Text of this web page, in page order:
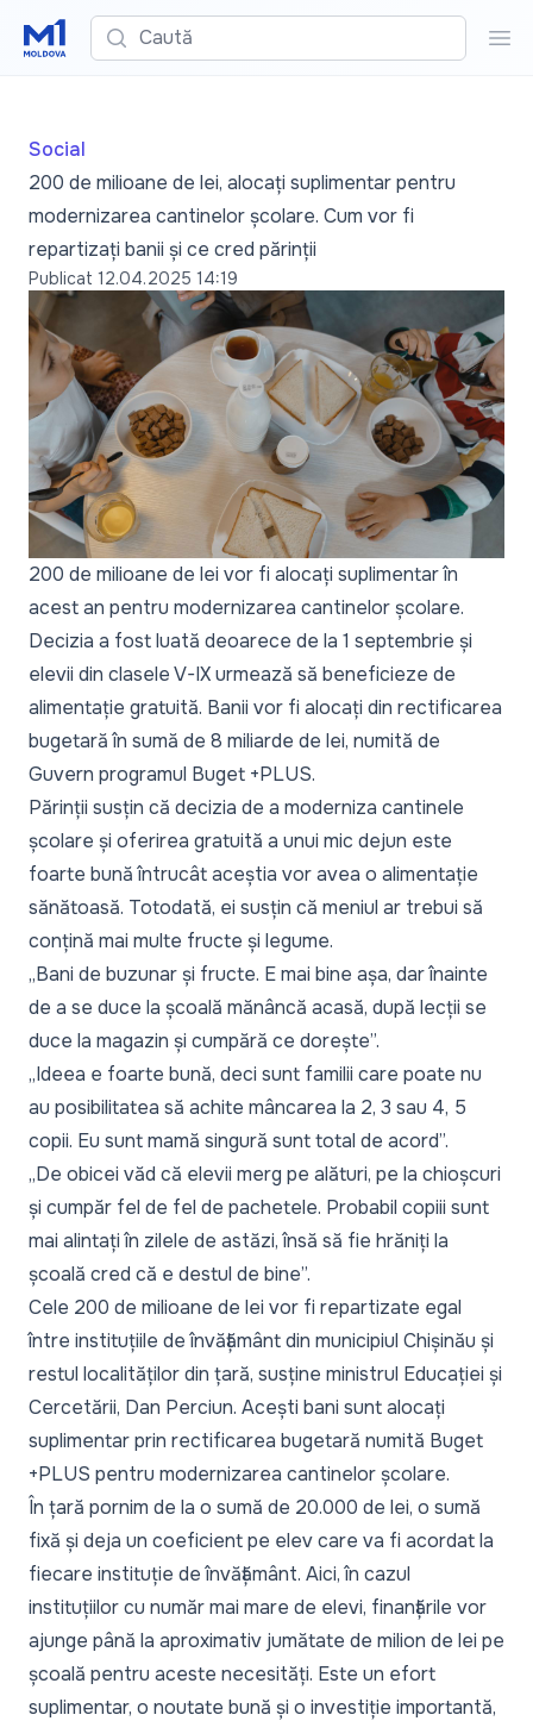
Caută
Social
200 de milioane de lei, alocați suplimentar pentru
modernizarea cantinelor școlare. Cum vor fi
repartizați banii și ce cred părinții
Publicat 12.04.2025 14:19
200 de milioane de lei vor fi alocați suplimentar în
acest an pentru modernizarea cantinelor școlare.
Decizia a fost luată deoarece de la 1 septembrie și
elevii din clasele V-IX urmează să beneficieze de
alimentație gratuită. Banii vor fi alocați din rectificarea
bugetară în sumă de 8 miliarde de lei, numită de
Guvern programul Buget +PLUS.
Părinții susțin că decizia de a moderniza cantinele
școlare și oferirea gratuită a unui mic dejun este
foarte bună întrucât aceștia vor avea o alimentație
sănătoasă. Totodată, ei susțin că meniul ar trebui să
conțină mai multe fructe și legume.
„Bani de buzunar și fructe. E mai bine așa, dar înainte
de a se duce la școală mănâncă acasă, după lecții se
duce la magazin și cumpără ce dorește”.
„Ideea e foarte bună, deci sunt familii care poate nu
au posibilitatea să achite mâncarea la 2, 3 sau 4, 5
copii. Eu sunt mamă singură sunt total de acord”.
„De obicei văd că elevii merg pe alături, pe la chioșcuri
și cumpăr fel de fel de pachetele. Probabil copiii sunt
mai alintați în zilele de astăzi, însă să fie hrăniți la
școală cred că e destul de bine”.
Cele 200 de milioane de lei vor fi repartizate egal
între instituțiile de învățământ din municipiul Chișinău și
restul localităților din țară, susține ministrul Educației și
Cercetării, Dan Perciun. Acești bani sunt alocați
suplimentar prin rectificarea bugetară numită Buget
+PLUS pentru modernizarea cantinelor școlare.
În țară pornim de la o sumă de 20.000 de lei, o sumă
fixă și deja un coeficient pe elev care va fi acordat la
fiecare instituție de învățământ. Aici, în cazul
instituțiilor cu număr mai mare de elevi, finanțările vor
ajunge până la aproximativ jumătate de milion de lei pe
școală pentru aceste necesități. Este un efort
suplimentar, o noutate bună și o investiție importantă,